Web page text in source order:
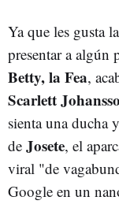
Ya que les gusta
presentar a algún
Betty, la Fea,
Scarlett
sienta una ducha
de Josete, el
viral "de
Google en un